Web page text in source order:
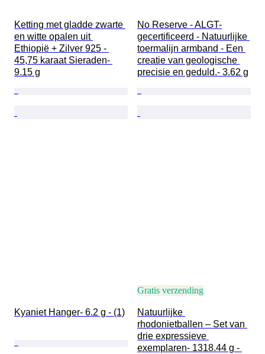
Ketting met gladde zwarte
en witte opalen uit
Ethiopië + Zilver 925 -
45,75 karaat Sieraden-
9.15 g
No Reserve - ALGT-
gecertificeerd - Natuurlijke
toermalijn armband - Een
creatie van geologische
precisie en geduld.- 3.62 g
Kyaniet Hanger- 6.2 g - (1)
Gratis verzending
Natuurlijke
rhodonietballen – Set van
drie expressieve
exemplaren- 1318.44 g -